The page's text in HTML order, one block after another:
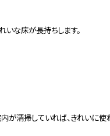
いな床が長持ちします。
清掃していれば、きれいに